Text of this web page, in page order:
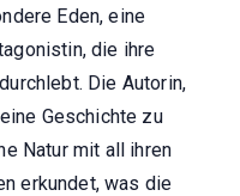
Eden, eine
die ihre
Die Autorin,
Geschichte zu
Natur mit all ihren
erkundet, was die